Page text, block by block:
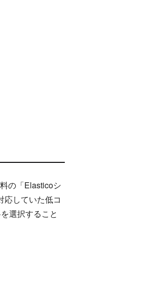
の「Elasticoシ
していた低コ
選択すること